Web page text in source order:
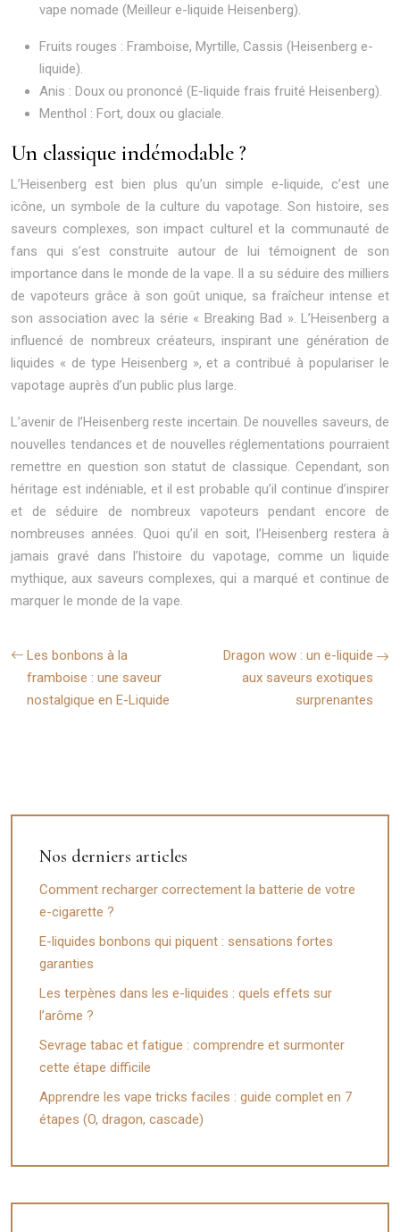
vape nomade (Meilleur e-liquide Heisenberg).
Fruits rouges : Framboise, Myrtille, Cassis (Heisenberg e-
liquide).
Anis : Doux ou prononcé (E-liquide frais fruité Heisenberg).
Menthol : Fort, doux ou glaciale.
Un classique indémodable ?
L’Heisenberg est bien plus qu’un simple e-liquide, c’est une
icône, un symbole de la culture du vapotage. Son histoire, ses
saveurs complexes, son impact culturel et la communauté de
fans qui s’est construite autour de lui témoignent de son
importance dans le monde de la vape. Il a su séduire des milliers
de vapoteurs grâce à son goût unique, sa fraîcheur intense et
son association avec la série « Breaking Bad ». L’Heisenberg a
influencé de nombreux créateurs, inspirant une génération de
liquides « de type Heisenberg », et a contribué à populariser le
vapotage auprès d’un public plus large.
L’avenir de l’Heisenberg reste incertain. De nouvelles saveurs, de
nouvelles tendances et de nouvelles réglementations pourraient
remettre en question son statut de classique. Cependant, son
héritage est indéniable, et il est probable qu’il continue d’inspirer
et de séduire de nombreux vapoteurs pendant encore de
nombreuses années. Quoi qu’il en soit, l’Heisenberg restera à
jamais gravé dans l’histoire du vapotage, comme un liquide
mythique, aux saveurs complexes, qui a marqué et continue de
marquer le monde de la vape.
Les bonbons à la
framboise : une saveur
nostalgique en E-Liquide
Dragon wow : un e-liquide
aux saveurs exotiques
surprenantes
Nos derniers articles
Comment recharger correctement la batterie de votre
e-cigarette ?
E-liquides bonbons qui piquent : sensations fortes
garanties
Les terpènes dans les e-liquides : quels effets sur
l’arôme ?
Sevrage tabac et fatigue : comprendre et surmonter
cette étape difficile
Apprendre les vape tricks faciles : guide complet en 7
étapes (O, dragon, cascade)